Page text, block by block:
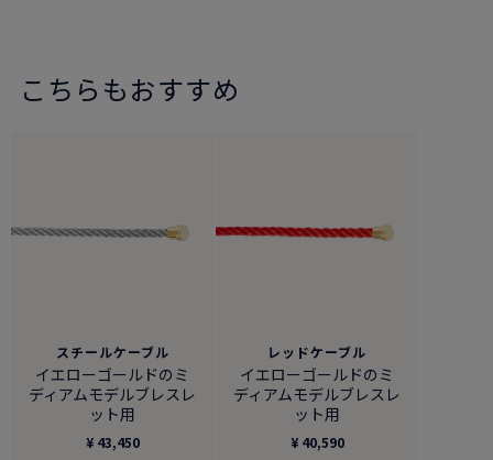
こちらもおすすめ
スチールケーブル
イエローゴールドのミ
ディアムモデルブレスレ
ット用
¥ 43,450
レッドケーブル
イエローゴールドのミ
ディアムモデルブレスレ
ット用
¥ 40,590